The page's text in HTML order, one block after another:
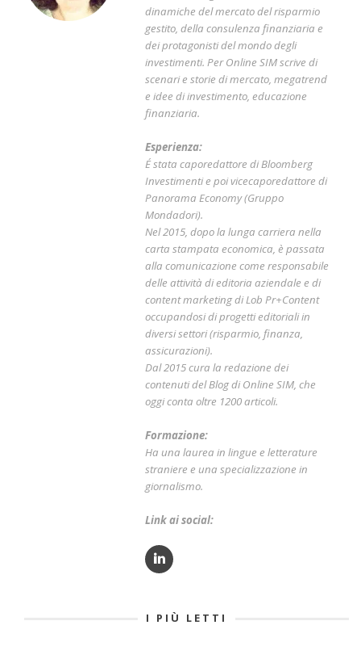
dinamiche del mercato del risparmio
gestito, della consulenza finanziaria e
dei protagonisti del mondo degli
investimenti. Per Online SIM scrive di
scenari e storie di mercato, megatrend
e idee di investimento, educazione
finanziaria.
Esperienza:
É stata caporedattore di Bloomberg
Investimenti e poi vicecaporedattore di
Panorama Economy (Gruppo
Mondadori).
Nel 2015, dopo la lunga carriera nella
carta stampata economica, è passata
alla comunicazione come responsabile
delle attività di editoria aziendale e di
content marketing di Lob Pr+Content
occupandosi di progetti editoriali in
diversi settori (risparmio, finanza,
assicurazioni).
Dal 2015 cura la redazione dei
contenuti del Blog di Online SIM, che
oggi conta oltre 1200 articoli.
Formazione:
Ha una laurea in lingue e letterature
straniere e una specializzazione in
giornalismo.
Link ai social:
I PIÙ LETTI